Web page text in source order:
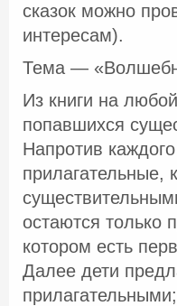
сказок можно
интересам).
Тема —
Из книги на
попавшихся
Напротив
прилагательные,
остаются только
котором есть
Далее дети